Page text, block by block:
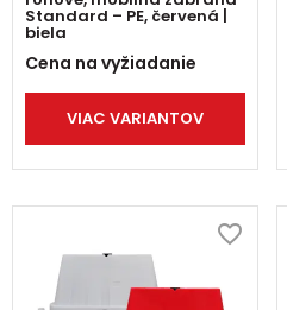
Standard – PE, červená |
biela
Cena na vyžiadanie
VIAC VARIANTOV